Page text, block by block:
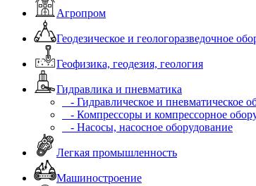
Агропром
Геодезическое и геологоразведочное
Геофизика, геодезия, геология
Гидравлика и пневматика
- Гидравлическое и пневматическое
- Компрессоры и компрессорное
- Насосы, насосное оборудование
Легкая промышленность
Машиностроение